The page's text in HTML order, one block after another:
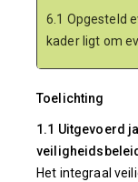
6.1 Opgesteld
kader ligt om
Toelichting
1.1 Uitgevoerd
veiligheidsbeleid
Het integraal